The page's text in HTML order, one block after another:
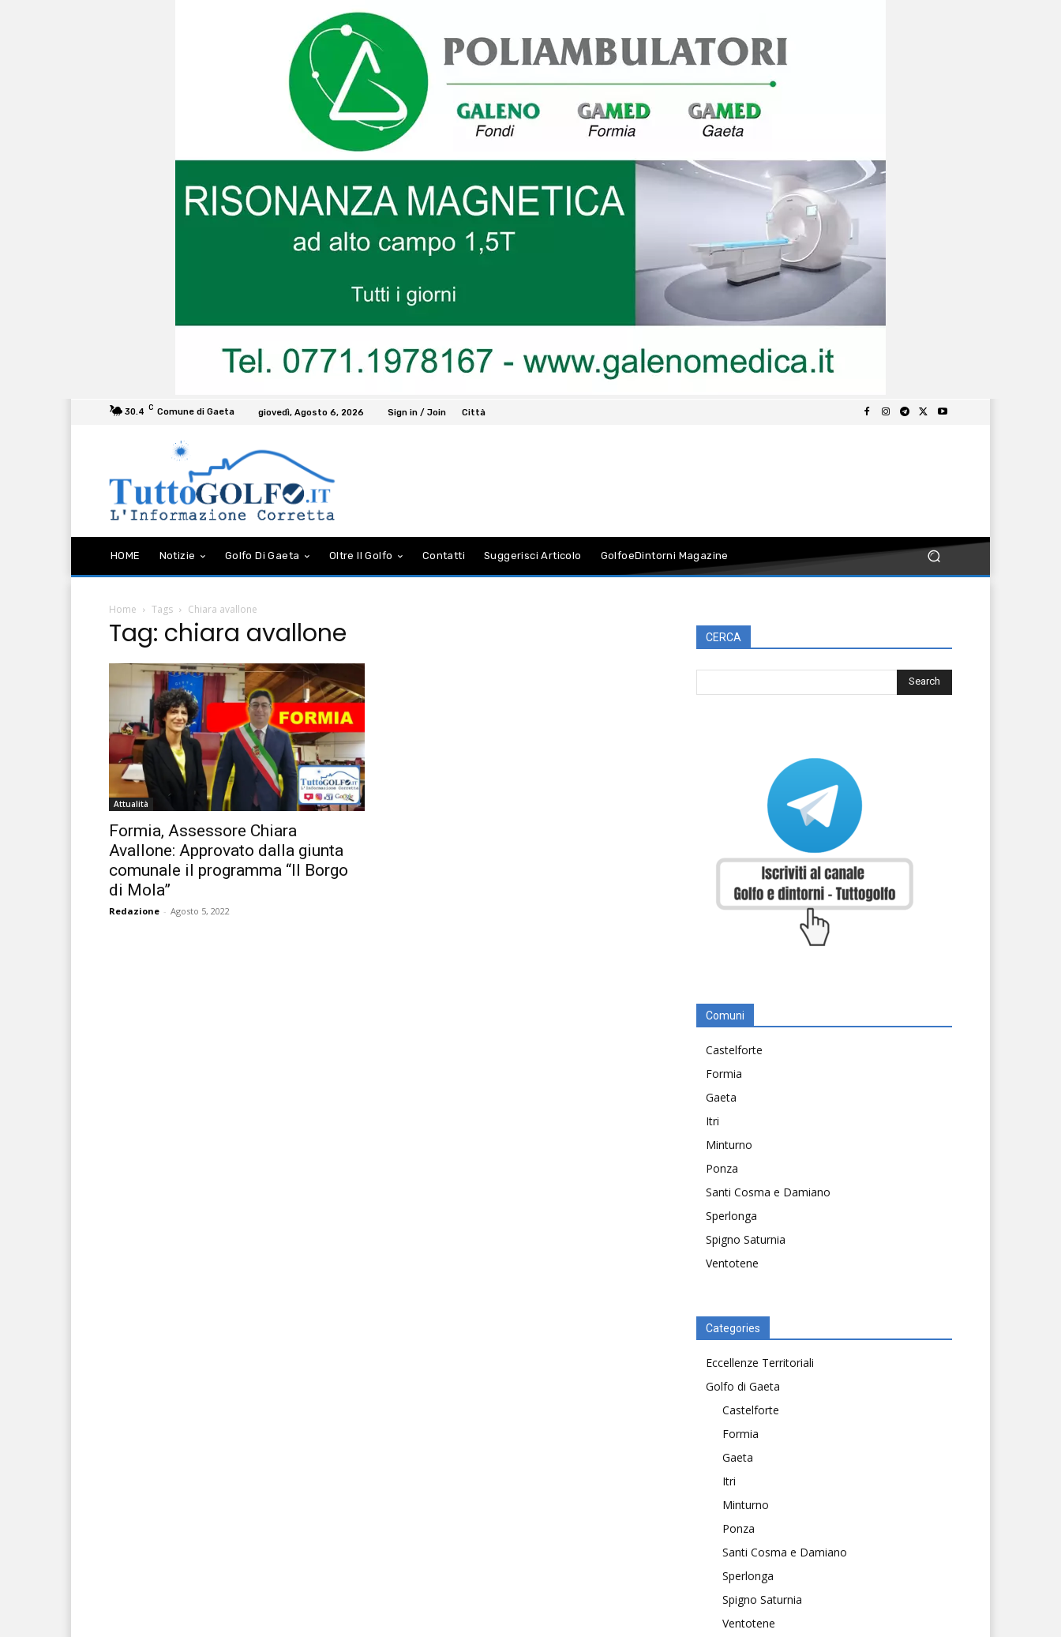
30.4 C Comune di Gaeta giovedì, Agosto 6, 2026 Sign in / Join Città
HOME Notizie Golfo Di Gaeta Oltre Il Golfo Contatti Suggerisci Articolo GolfoeDintorni Magazine
Home Tags Chiara avallone
Tag: chiara avallone
Attualità
Formia, Assessore Chiara
Avallone: Approvato dalla giunta
comunale il programma “Il Borgo
di Mola”
Redazione - Agosto 5, 2022
CERCA
Comuni
Castelforte
Formia
Gaeta
Itri
Minturno
Ponza
Santi Cosma e Damiano
Sperlonga
Spigno Saturnia
Ventotene
Categories
Eccellenze Territoriali
Golfo di Gaeta
Castelforte
Formia
Gaeta
Itri
Minturno
Ponza
Santi Cosma e Damiano
Sperlonga
Spigno Saturnia
Ventotene